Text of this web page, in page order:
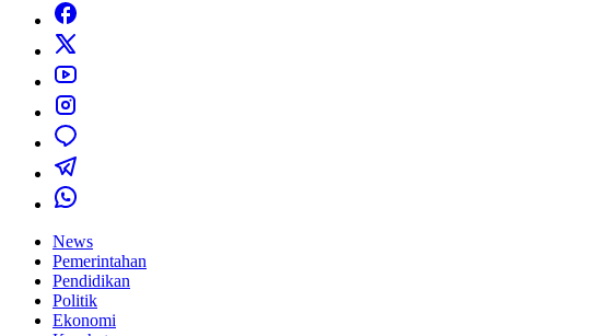
News
Pemerintahan
Pendidikan
Politik
Ekonomi